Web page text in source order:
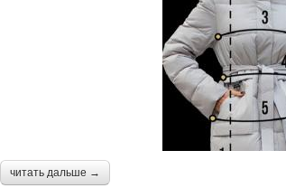
читать дальше →